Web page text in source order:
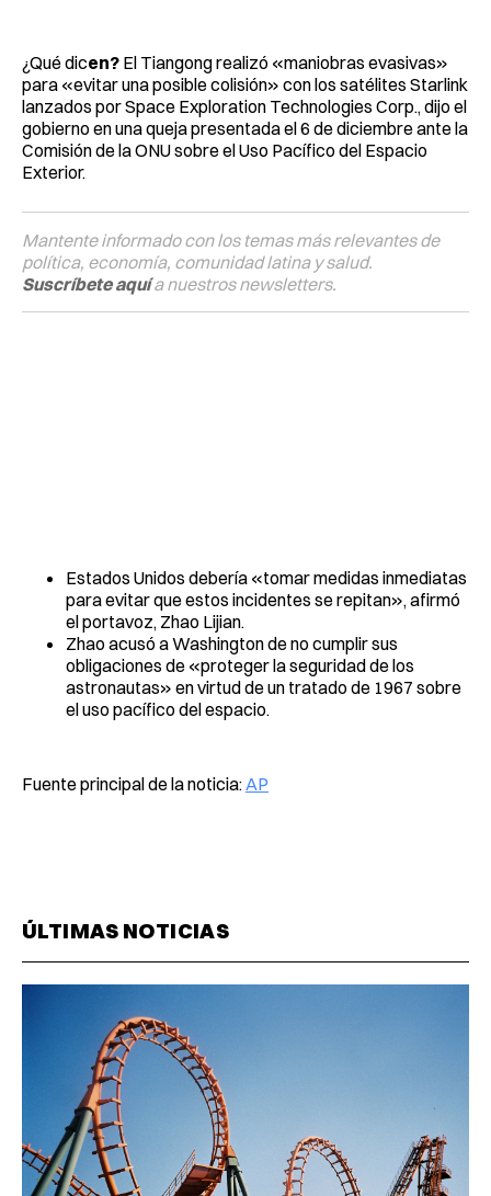
¿Qué dicen? El Tiangong realizó «maniobras evasivas»
para «evitar una posible colisión» con los satélites Starlink
lanzados por Space Exploration Technologies Corp., dijo el
gobierno en una queja presentada el 6 de diciembre ante la
Comisión de la ONU sobre el Uso Pacífico del Espacio
Exterior.
Mantente informado con los temas más relevantes de
política, economía, comunidad latina y salud.
Suscríbete aquía nuestros newsletters.
Estados Unidos debería «tomar medidas inmediatas
para evitar que estos incidentes se repitan», afirmó
el portavoz, Zhao Lijian.
Zhao acusó a Washington de no cumplir sus
obligaciones de «proteger la seguridad de los
astronautas» en virtud de un tratado de 1967 sobre
el uso pacífico del espacio.
Fuente principal de la noticia: AP
ÚLTIMAS NOTICIAS